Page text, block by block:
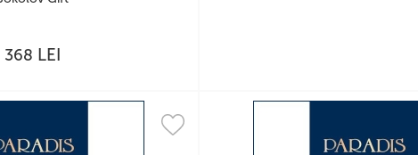
368 LEI